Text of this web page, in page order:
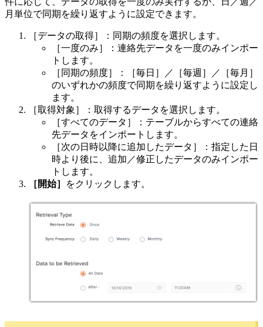
月単位で同期を繰り返すように設定できます。
［データの取得］：同期の頻度を選択します。
［一度のみ］：連絡先データを一度のみインポー
トします。
［同期の頻度］：［毎日］／［毎週］／［毎月］
のいずれかの頻度で同期を繰り返すように設定し
ます。
［取得対象］：取得するデータを選択します。
［すべてのデータ］：テーブルからすべての連絡
先データをインポートします。
［次の日時以降に追加したデータ］：指定した日
時より後に、追加／修正したデータのみインポー
トします。
［開始］
をクリックします。